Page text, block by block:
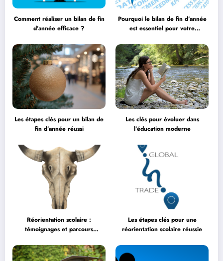
Comment réaliser un bilan de fin
d’année efficace ?
Pourquoi le bilan de fin d’année
est essentiel pour votre
Les étapes clés pour un bilan de
fin d’année réussi
Les clés pour évoluer dans
l’éducation moderne
Réorientation scolaire :
témoignages et parcours
Les étapes clés pour une
réorientation scolaire réussie